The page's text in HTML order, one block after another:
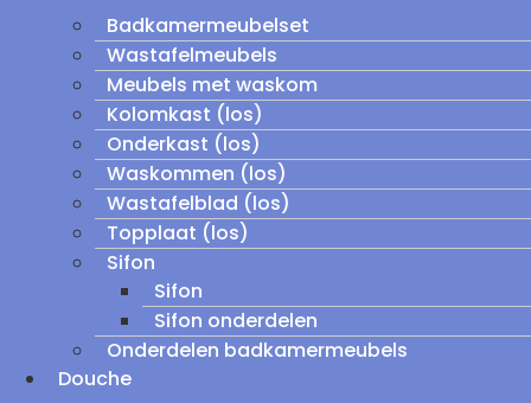
Badkamermeubelset
Wastafelmeubels
Meubels met waskom
Kolomkast (los)
Onderkast (los)
Waskommen (los)
Wastafelblad (los)
Topplaat (los)
Sifon
Sifon
Sifon onderdelen
Onderdelen badkamermeubels
Douche